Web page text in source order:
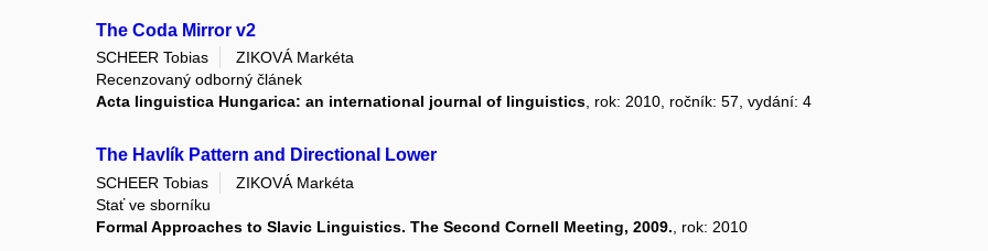
The Coda Mirror v2
SCHEER Tobias
ZIKOVÁ Markéta
Recenzovaný odborný článek
Acta linguistica Hungarica: an international journal of linguistics, rok: 2010, ročník: 57, vydání: 4
The Havlík Pattern and Directional Lower
SCHEER Tobias
ZIKOVÁ Markéta
Stať ve sborníku
Formal Approaches to Slavic Linguistics. The Second Cornell Meeting, 2009. , rok: 2010